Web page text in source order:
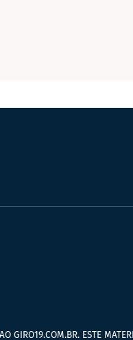
GIRO19.COM.BR. ESTE